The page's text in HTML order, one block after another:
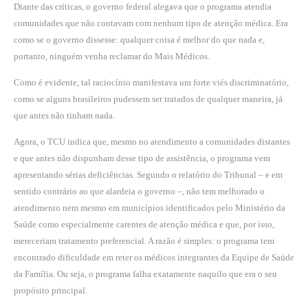
Diante das críticas, o governo federal alegava que o programa atendia
comunidades que não contavam com nenhum tipo de atenção médica. Era
como se o governo dissesse: qualquer coisa é melhor do que nada e,
portanto, ninguém venha reclamar do Mais Médicos.
Como é evidente, tal raciocínio manifestava um forte viés discriminatório,
como se alguns brasileiros pudessem ser tratados de qualquer maneira, já
que antes não tinham nada.
Agora, o TCU indica que, mesmo no atendimento a comunidades distantes
e que antes não dispunham desse tipo de assistência, o programa vem
apresentando sérias deficiências. Segundo o relatório do Tribunal – e em
sentido contrário ao que alardeia o governo –, não tem melhorado o
atendimento nem mesmo em municípios identificados pelo Ministério da
Saúde como especialmente carentes de atenção médica e que, por isso,
mereceriam tratamento preferencial. A razão é simples: o programa tem
encontrado dificuldade em reter os médicos integrantes da Equipe de Saúde
da Família. Ou seja, o programa falha exatamente naquilo que era o seu
propósito principal.